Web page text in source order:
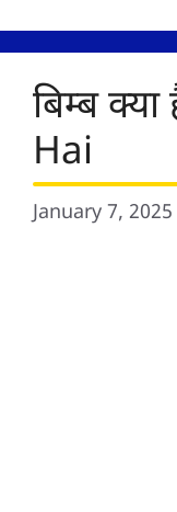
बिम्ब
Hai
January 7, 2025